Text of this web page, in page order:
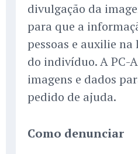
divulgação da
para que a
pessoas e auxilie
do indivíduo. A PC-
imagens e dados
pedido de ajuda.
Como denunciar